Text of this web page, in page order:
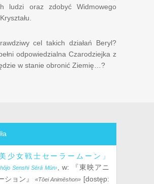
ludzi oraz zdobyć Widmowego
cel takich działań Beryl?
odpowiedzialna Czarodziejka z
w stanie obronić Ziemię…?
美少女戦士セーラームーン」
Senshi Sērā Mūn› , w:
『東映アニ
ション』
«Tōei Animēshon» [dostęp: